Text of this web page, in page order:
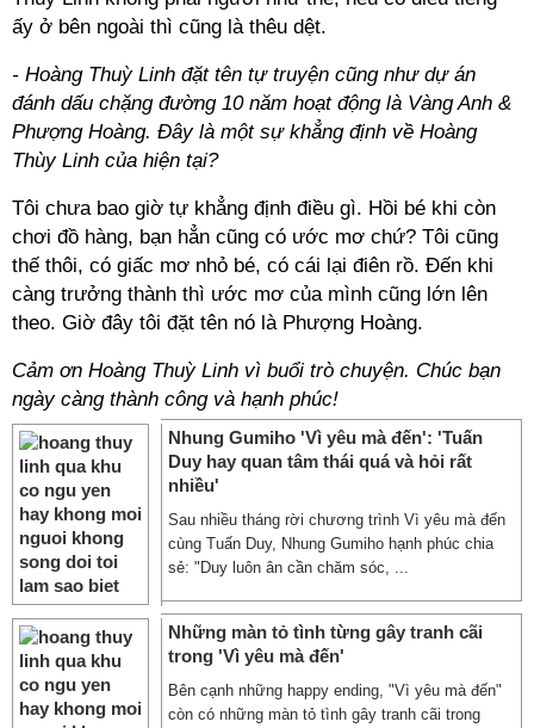
ấy ở bên ngoài thì cũng là thêu dệt.
- Hoàng Thuỳ Linh đặt tên tự truyện cũng như dự án
đánh dấu chặng đường 10 năm hoạt động là Vàng Anh &
Phượng Hoàng. Đây là một sự khẳng định về Hoàng
Thùy Linh của hiện tại?
Tôi chưa bao giờ tự khẳng định điều gì. Hồi bé khi còn
chơi đồ hàng, bạn hẳn cũng có ước mơ chứ? Tôi cũng
thế thôi, có giấc mơ nhỏ bé, có cái lại điên rồ. Đến khi
càng trưởng thành thì ước mơ của mình cũng lớn lên
theo. Giờ đây tôi đặt tên nó là Phượng Hoàng.
Cảm ơn Hoàng Thuỳ Linh vì buổi trò chuyện. Chúc bạn
ngày càng thành công và hạnh phúc!
Nhung Gumiho 'Vì yêu mà đến': 'Tuấn
Duy hay quan tâm thái quá và hỏi rất
nhiều'
Sau nhiều tháng rời chương trình Vì yêu mà đến
cùng Tuấn Duy, Nhung Gumiho hạnh phúc chia
sẻ: "Duy luôn ân cần chăm sóc, ...
Những màn tỏ tình từng gây tranh cãi
trong 'Vì yêu mà đến'
Bên cạnh những happy ending, "Vì yêu mà đến"
còn có những màn tỏ tình gây tranh cãi trong